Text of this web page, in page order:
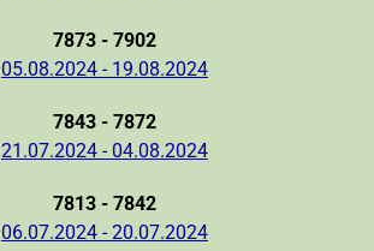
7873 - 7902
05.08.2024 - 19.08.2024
7843 - 7872
21.07.2024 - 04.08.2024
7813 - 7842
06.07.2024 - 20.07.2024